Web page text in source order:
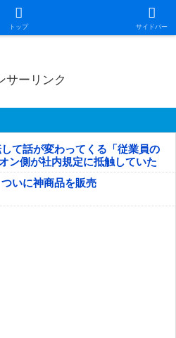
トップ サイドバー
サーリンク
て話が変わってくる「従業員の
ン側が社内規定に抵触していた
いに神商品を販売